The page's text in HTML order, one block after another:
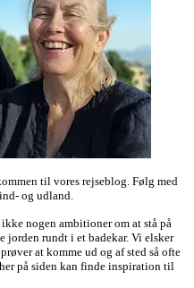
til vores rejseblog. Følg med
og udland.
nogen ambitioner om at stå på
jorden rundt i et badekar. Vi elsker
at komme ud og af sted så ofte
på siden kan finde inspiration til